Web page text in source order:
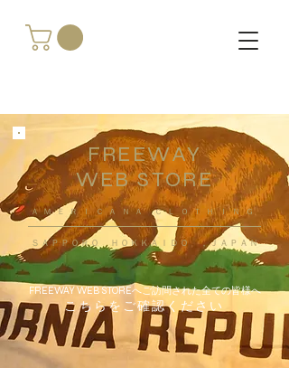
FREEWAY
WEB STORE
​ＡＭＥＲＩＣＡＮＡ ＣＬＯＴＨＩＮＧ
ＳＡＰＰＯＲＯ ＨＯＫＫＡＩＤＯ ，ＪＡＰＡＮ
FREEWAY WEB STOREへご訪問された全ての皆様へ
こちらをご確認ください